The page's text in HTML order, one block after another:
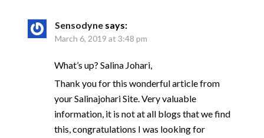
Sensodyne says:
March 6, 2019 at 3:48 pm
What’s up? Salina Johari,
Thank you for this wonderful article from
your Salinajohari Site. Very valuable
information, it is not at all blogs that we find
this, congratulations I was looking for